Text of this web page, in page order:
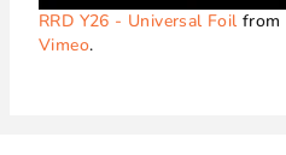
RRD Y26 - Universal Foil from
Vimeo.